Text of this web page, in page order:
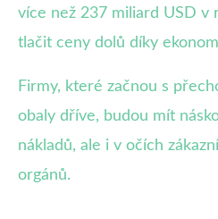
více než 237 miliard USD v
tlačit ceny dolů díky
Firmy, které začnou s
obaly dříve, budou mít
nákladů, ale i v očích
orgánů.